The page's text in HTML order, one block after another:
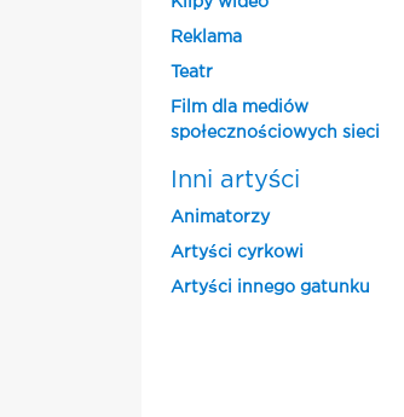
Reklama
Teatr
Film dla mediów
społecznościowych sieci
Inni artyści
Animatorzy
Artyści cyrkowi
Artyści innego gatunku